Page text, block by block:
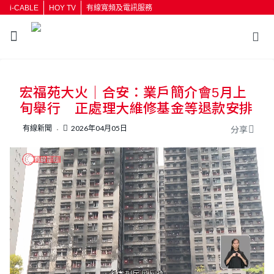
i-CABLE HOY TV 有線寬頻及電訊服務
宏福苑大火｜合安：業戶簡介會5月上
旬舉行 正處理大維修基金等退款安排
有線新聞 2026年04月05日 分享